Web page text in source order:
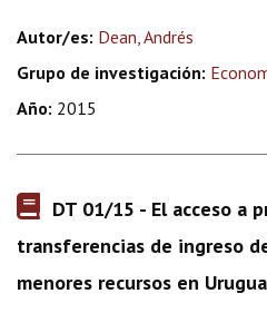
Autor/es: Dean, Andrés
Grupo de investigación:
Año: 2015
DT 01/15 - El acceso a
transferencias de ingreso
menores recursos en